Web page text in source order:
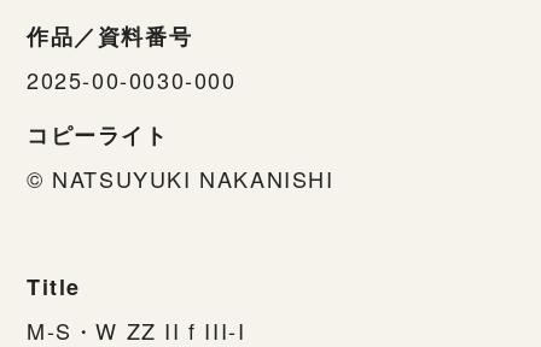
作品／資料番号
2025-00-0030-000
コピーライト
© NATSUYUKI NAKANISHI
Title
M-S・W ZZ II f III-I